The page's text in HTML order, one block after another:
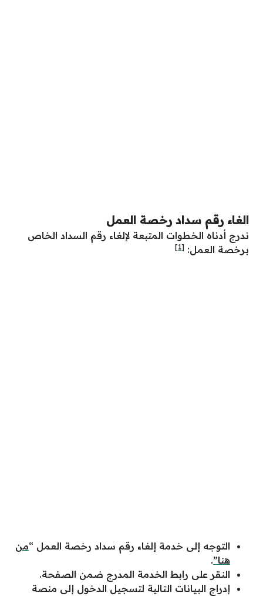
الغاء رقم سداد رخصة العمل
ندرج أدناه الخطوات المتبعة لإلغاء رقم السداد الخاص
برخصة العمل: [1]
التوجه إلى خدمة إلغاء رقم سداد رخصة العمل “من
هنا”.
النقر على رابط الخدمة المدرج ضمن الصفحة.
إدراج البيانات التالية لتسجيل الدخول إلى منصة